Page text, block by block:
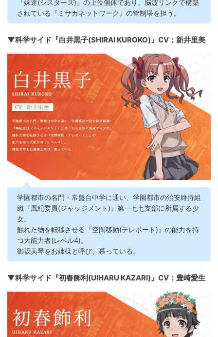
『妹達(シスターズ)』の上位個体であり、脳波リンクで構築
されている『ミサカネットワーク』の管制塔を担う。
▼科学サイド『白井黒子(SHIRAI KUROKO)』CV：新井里美
学園都市の名門・常盤台中学に通い、学園都市の治安維持組
織『風紀委員(ジャッジメント)』第一七七支部に所属する少
女。
触れた物を転移させる『空間移動(テレポート)』の能力を持
つ大能力者(レベル4)。
御坂美琴をお姉様と呼び、慕っている。
▼科学サイド『初春飾利(UIHARU KAZARI)』CV：豊崎愛生